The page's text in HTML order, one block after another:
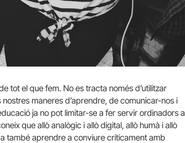
tot el que fem. No es tracta només d’utilitzar
maneres d’aprendre, de comunicar-nos i
ja no pot limitar-se a fer servir ordinadors a
que allò analògic i allò digital, allò humà i allò
també aprendre a conviure críticament amb